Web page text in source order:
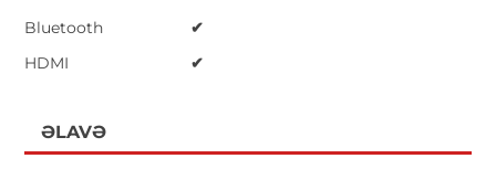
Bluetooth
✔
HDMI
✔
ƏLAVƏ